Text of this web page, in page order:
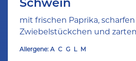
mit frischen Paprika,
Zwiebelstückchen und
Allergene: A C G L M